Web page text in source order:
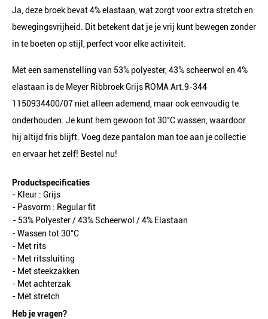
Ja, deze broek bevat 4% elastaan, wat zorgt voor extra stretch en
bewegingsvrijheid. Dit betekent dat je je vrij kunt bewegen zonder
in te boeten op stijl, perfect voor elke activiteit.
Met een samenstelling van 53% polyester, 43% scheerwol en 4%
elastaan is de Meyer Ribbroek Grijs ROMA Art.9-344
1150934400/07 niet alleen ademend, maar ook eenvoudig te
onderhouden. Je kunt hem gewoon tot 30°C wassen, waardoor
hij altijd fris blijft. Voeg deze pantalon man toe aan je collectie
en ervaar het zelf! Bestel nu!
Productspecificaties
- Kleur : Grijs
- Pasvorm : Regular fit
- 53% Polyester / 43% Scheerwol / 4% Elastaan
- Wassen tot 30°C
- Met rits
- Met ritssluiting
- Met steekzakken
- Met achterzak
- Met stretch
Heb je vragen?